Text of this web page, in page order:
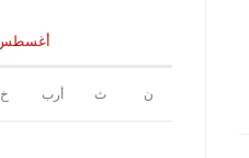
أغسطس
ن ث أرب خ